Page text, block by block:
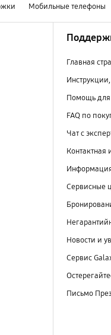
Мобильные телефоны
Главная
Помощь для
FAQ по
Чат с
Сервисные
Новости и
Сервис
Письмо